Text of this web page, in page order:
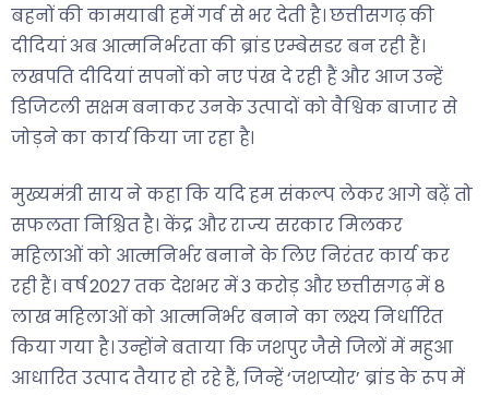
बहनों की कामयाबी हमें गर्व से भर देती है। छत्तीसगढ़ की
दीदियां अब आत्मनिर्भरता की ब्रांड एम्बेसडर बन रही हैं।
लखपति दीदियां सपनों को नए पंख दे रही हैं और आज उन्हें
डिजिटली सक्षम बनाकर उनके उत्पादों को वैश्विक बाजार से
जोड़ने का कार्य किया जा रहा है।
मुख्यमंत्री साय ने कहा कि यदि हम संकल्प लेकर आगे बढ़ें तो
सफलता निश्चित है। केंद्र और राज्य सरकार मिलकर
महिलाओं को आत्मनिर्भर बनाने के लिए निरंतर कार्य कर
रही हैं। वर्ष 2027 तक देशभर में 3 करोड़ और छत्तीसगढ़ में 8
लाख महिलाओं को आत्मनिर्भर बनाने का लक्ष्य निर्धारित
किया गया है। उन्होंने बताया कि जशपुर जैसे जिलों में महुआ
आधारित उत्पाद तैयार हो रहे हैं, जिन्हें ‘जशप्योर’ ब्रांड के रूप में